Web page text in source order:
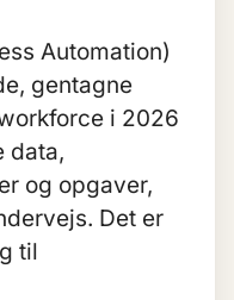
Automation)
gentagne
i 2026
data,
og opgaver,
Det er
til